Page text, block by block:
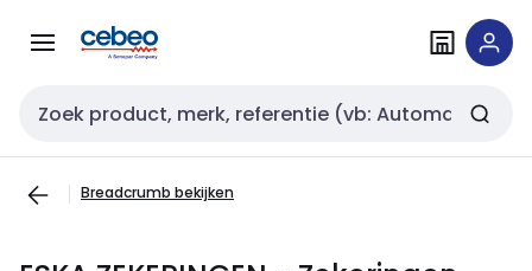
naar
naar
Zoekveld invoer
Breadcrumb bekijken